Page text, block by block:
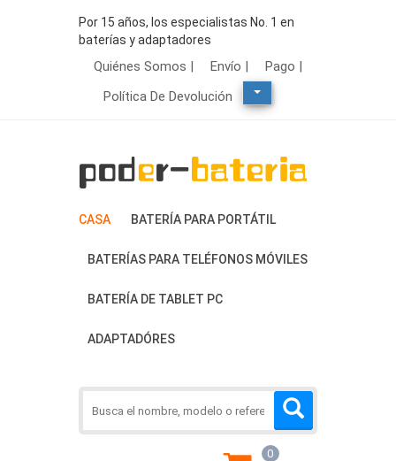
Por 15 años, los especialistas No. 1 en
baterías y adaptadores
Quiénes Somos | Envío |
Pago |
Política De Devolución
CASA BATERÍA PARA PORTÁTIL
BATERÍAS PARA TELÉFONOS MÓVILES
BATERÍA DE TABLET PC
ADAPTADÓRES
0